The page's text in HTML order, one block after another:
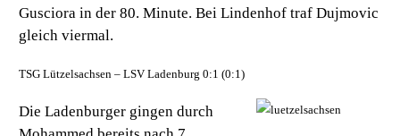
Gusciora in der 80. Minute. Bei Lindenhof traf Dujmovic
gleich viermal.
TSG Lützelsachsen – LSV Ladenburg 0:1 (0:1)
Die Ladenburger gingen durch